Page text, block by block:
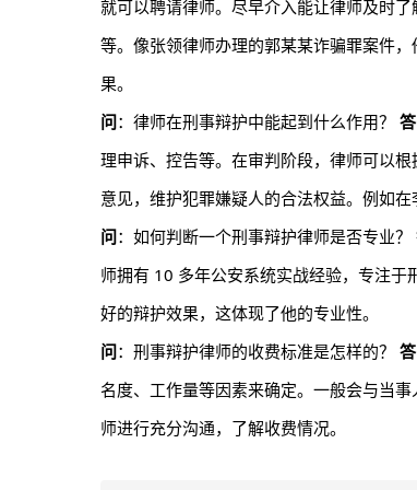
就可以聘请律师。尽早介入能让律师及时
等。像张领律师办理的郭某某诈骗罪案件
果。
问：律师在刑事辩护中能起到什么作用？ 答
理申诉、控告等。在审判阶段，律师可以
意见，维护犯罪嫌疑人的合法权益。例如
问：如何判断一个刑事辩护律师是否专业？
师拥有 10 多年公安系统实战经验，专注
好的辩护效果，这体现了他的专业性。
问：刑事辩护律师的收费标准是怎样的？ 答
名度、工作量等因素来确定。一般会与当
师进行充分沟通，了解收费情况。